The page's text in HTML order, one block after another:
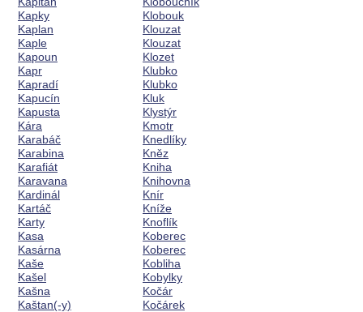
Kapky
Kaplan
Kaple
Kapoun
Kapr
Kapradí
Kapucín
Kapusta
Kára
Karabáč
Karabina
Karafiát
Karavana
Kardinál
Kartáč
Karty
Kasa
Kasárna
Kaše
Kašel
Kašna
Kaštan(-y)
Klobouk
Klouzat
Klouzat
Klozet
Klubko
Klubko
Kluk
Klystýr
Kmotr
Knedlíky
Kněz
Kniha
Knihovna
Knír
Kníže
Knoflík
Koberec
Koberec
Kobliha
Kobylky
Kočár
Kočárek